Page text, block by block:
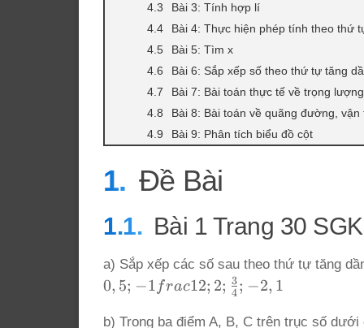
Bài 3: Tính hợp lí
Bài 4: Thực hiện phép tính theo thứ
Bài 5: Tìm x
Bài 6: Sắp xếp số theo thứ tự tăng
Bài 7: Bài toán thực tế về trọng lượng
Bài 8: Bài toán về quãng đường, vận
Bài 9: Phân tích biểu đồ cột
Đề Bài
Bài 1 Trang 30
a) Sắp xếp các số sau theo thứ tự tăng
0,5;
{2}; 2;
0, 5; −1 frac12; 2; 4
3; −2, 1
b) Trong ba điểm A, B, C trên trục số